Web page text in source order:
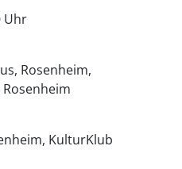
Uhr
Rosenheim
Rosenheim
KulturKlub